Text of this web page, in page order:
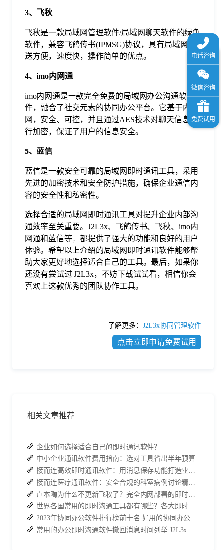
3、飞秋
飞秋是一款局域网管理软件/局域网聊天软件的绿色
软件，兼容飞鸽传书(IPMSG)协议，具有局域网传
送方便，速度快，操作简单的优点。
4、imo内网通
imo内网通是一款完全免费的局域网办公沟通软
件，融合了社交元素的协同办公平台。它基于内
网，安全、可控，并且通过AES技术对聊天信息进
行加密，保证了用户的信息安全。
5、蓝信
蓝信是一款安全可靠的局域网即时通讯工具，采用
先进的加密技术和安全防护措施，确保企业通信内
容的安全性和私密性。
选择合适的局域网即时通讯工具对提升企业内部沟
通效率至关重要。J2L3x、飞鸽传书、飞秋、imo内
网通和蓝信等，都提供了强大的功能和良好的用户
体验。希望以上介绍的局域网即时通讯软件能够帮
助大家更好地选择适合自己的工具。最后，如果你
还没有尝试过 J2L3x，不妨下载试试看，相信你会
喜欢上这款优秀的团队协作工具。
了解更多： J2L3x协同管理软件
点击立即申请免费试用
相关文章推荐
企业如何选择适合自己的即时通讯软件？
中小企业通讯软件费用指南：选对工具省出半年预算